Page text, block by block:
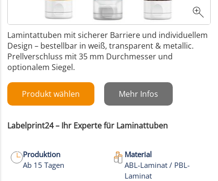
Lamintattuben mit sicherer Barriere und individuellem
Design – bestellbar in weiß, transparent & metallic.
Prellverschluss mit 35 mm Durchmesser und
optionalem Siegel.
Produkt wählen Mehr Infos
Labelprint24 – Ihr Experte für Laminattuben
Produktion
Ab 15 Tagen
Material
ABL-Laminat / PBL-
Laminat